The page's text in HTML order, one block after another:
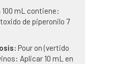
100 mL contiene:
de piperonilo 7
Pour on (vertido
Aplicar 10 mL en